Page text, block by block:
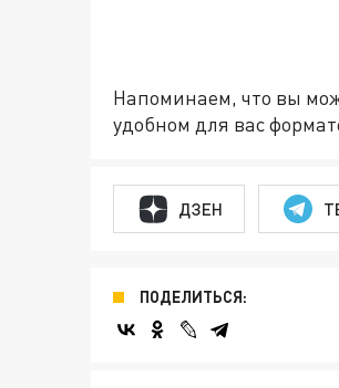
Напоминаем, что вы
удобном для вас
ДЗЕН
ПОДЕЛИТЬСЯ: